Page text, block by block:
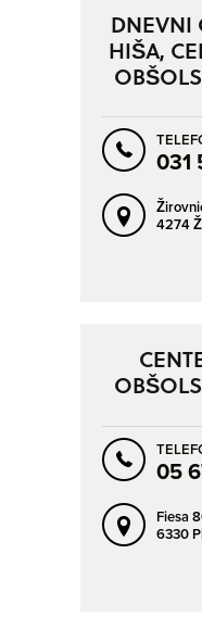
DNEVNI
HIŠA,
031
4274
05
Fiesa
6330